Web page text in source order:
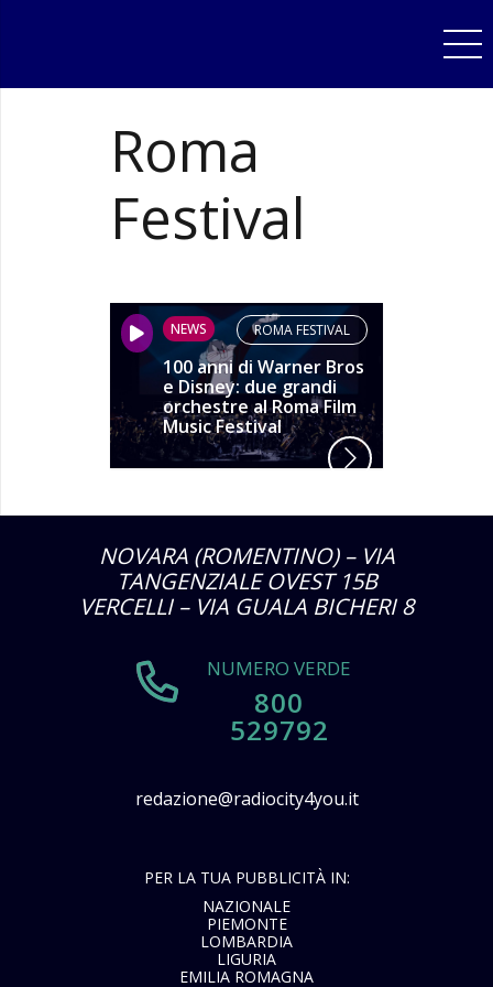
Roma
Festival
NEWS ROMA FESTIVAL
100 anni di Warner Bros
e Disney: due grandi
orchestre al Roma Film
Music Festival
NOVARA (ROMENTINO) – VIA
TANGENZIALE OVEST 15B
VERCELLI – VIA GUALA BICHERI 8
NUMERO VERDE
800
529792
redazione@radiocity4you.it
PER LA TUA PUBBLICITÀ IN:
NAZIONALE
PIEMONTE
LOMBARDIA
LIGURIA
EMILIA ROMAGNA